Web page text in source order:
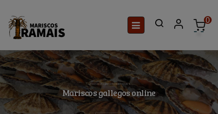
Navegación
de
☰ 0
Directos a tu domicilio los mejores
Mariscos gallegos online